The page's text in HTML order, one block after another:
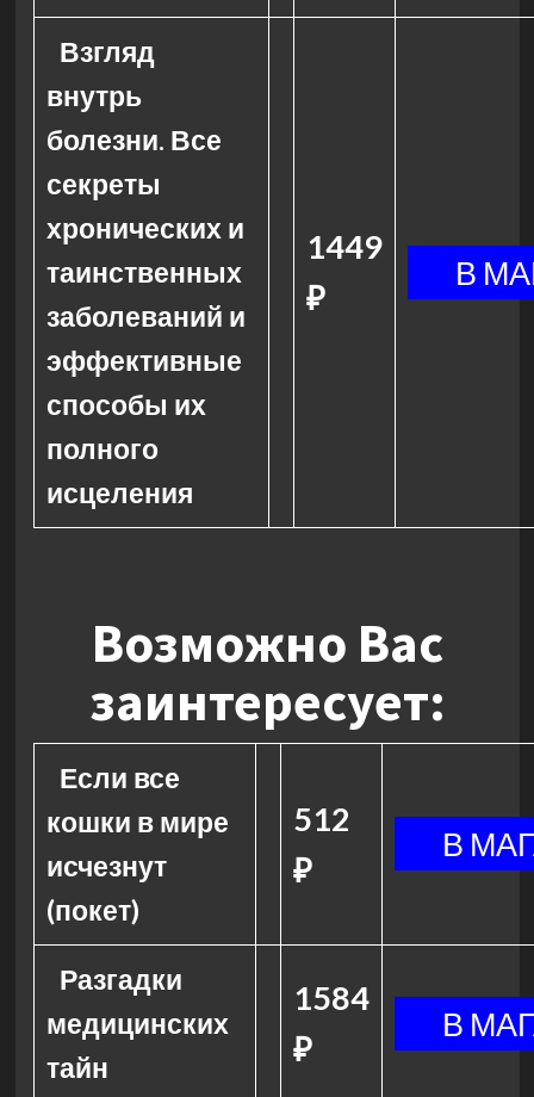
Взгляд
внутрь
болезни. Все
секреты
хронических и
таинственных
заболеваний и
эффективные
способы их
полного
исцеления
1449
₽
Возможно Вас
заинтересует:
Если все
кошки в мире
исчезнут
(покет)
512
₽
Разгадки
медицинских
тайн
1584
₽